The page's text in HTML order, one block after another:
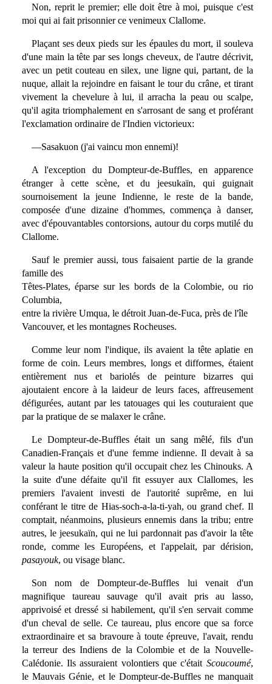
Non, reprit le premier; elle doit être à moi, puisque c'est
moi qui ai fait prisonnier ce venimeux Clallome.
Plaçant ses deux pieds sur les épaules du mort, il souleva
d'une main la tête par ses longs cheveux, de l'autre décrivit,
avec un petit couteau en silex, une ligne qui, partant, de la
nuque, allait la rejoindre en faisant le tour du crâne, et tirant
vivement la chevelure à lui, il arracha la peau ou scalpe,
qu'il agita triomphalement en s'arrosant de sang et proférant
l'exclamation ordinaire de l'Indien victorieux:
—Sasakuon (j'ai vaincu mon ennemi)!
A l'exception du Dompteur-de-Buffles, en apparence
étranger à cette scène, et du jeesukaïn, qui guignait
sournoisement la jeune Indienne, le reste de la bande,
composée d'une dizaine d'hommes, commença à danser,
avec d'épouvantables contorsions, autour du corps mutilé du
Clallome.
Sauf le premier aussi, tous faisaient partie de la grande
famille des
Têtes-Plates, éparse sur les bords de la Colombie, ou rio
Columbia,
entre la rivière Umqua, le détroit Juan-de-Fuca, près de l'île
Vancouver, et les montagnes Rocheuses.
Comme leur nom l'indique, ils avaient la tête aplatie en
forme de coin. Leurs membres, longs et difformes, étaient
entièrement nus et bariolés de peinture bizarres qui
ajoutaient encore à la laideur de leurs faces, affreusement
défigurées, autant par les tatouages qui les couturaient que
par la pratique de se malaxer le crâne.
Le Dompteur-de-Buffles était un sang mêlé, fils d'un
Canadien-Français et d'une femme indienne. Il devait à sa
valeur la haute position qu'il occupait chez les Chinouks. A
la suite d'une défaite qu'il fit essuyer aux Clallomes, les
premiers l'avaient investi de l'autorité suprême, en lui
conférant le titre de Hias-soch-a-la-ti-yah, ou grand chef. Il
comptait, néanmoins, plusieurs ennemis dans la tribu; entre
autres, le jeesukaïn, qui ne lui pardonnait pas d'avoir la tête
ronde, comme les Européens, et l'appelait, par dérision,
pasayouk, ou visage blanc.
Son nom de Dompteur-de-Buffles lui venait d'un
magnifique taureau sauvage qu'il avait pris au lasso,
apprivoisé et dressé si habilement, qu'il s'en servait comme
d'un cheval de selle. Ce taureau, plus encore que sa force
extraordinaire et sa bravoure à toute épreuve, l'avait, rendu
la terreur des Indiens de la Colombie et de la Nouvelle-
Calédonie. Ils assuraient volontiers que c'était Scoucoumé,
le Mauvais Génie, et le Dompteur-de-Buffles ne manquait